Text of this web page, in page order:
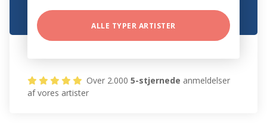
ALLE TYPER ARTISTER
Over 2.0005-stjernede anmeldelser
af vores artister